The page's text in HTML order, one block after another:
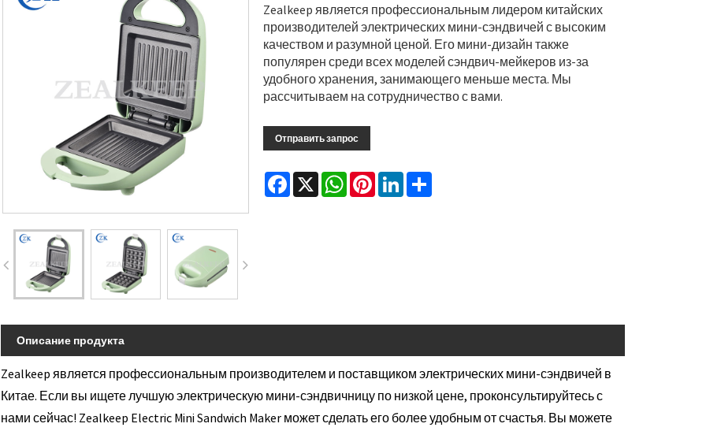
Zealkeep является профессиональным лидером китайских
производителей электрических мини-сэндвичей с высоким
качеством и разумной ценой. Его мини-дизайн также
популярен среди всех моделей сэндвич-мейкеров из-за
удобного хранения, занимающего меньше места. Мы
рассчитываем на сотрудничество с вами.
Отправить запрос
Facebook
X WhatsAppPinterestLinkedInShare
Описание продукта
Zealkeep является профессиональным производителем и поставщиком электрических мини-сэндвичей в
Китае. Если вы ищете лучшую электрическую мини-сэндвичницу по низкой цене, проконсультируйтесь с
нами сейчас! Zealkeep Electric Mini Sandwich Maker может сделать его более удобным от счастья. Вы можете